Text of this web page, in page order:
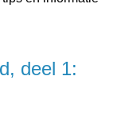
deel 1: